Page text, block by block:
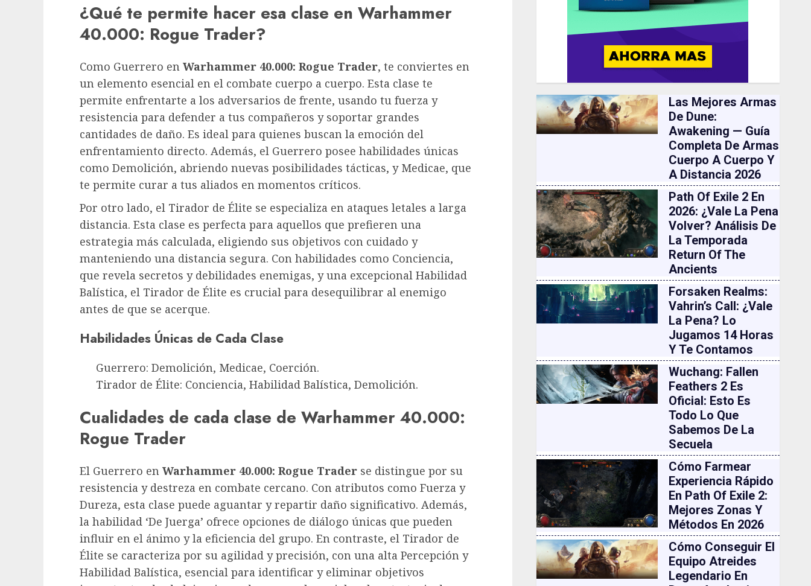
¿Qué te permite hacer esa clase en Warhammer
40.000: Rogue Trader?
Como Guerrero en Warhammer 40.000: Rogue Trader, te conviertes en
un elemento esencial en el combate cuerpo a cuerpo. Esta clase te
permite enfrentarte a los adversarios de frente, usando tu fuerza y
resistencia para defender a tus compañeros y soportar grandes
cantidades de daño. Es ideal para quienes buscan la emoción del
enfrentamiento directo. Además, el Guerrero posee habilidades únicas
como Demolición, abriendo nuevas posibilidades tácticas, y Medicae, que
te permite curar a tus aliados en momentos críticos.
Por otro lado, el Tirador de Élite se especializa en ataques letales a larga
distancia. Esta clase es perfecta para aquellos que prefieren una
estrategia más calculada, eligiendo sus objetivos con cuidado y
manteniendo una distancia segura. Con habilidades como Conciencia,
que revela secretos y debilidades enemigas, y una excepcional Habilidad
Balística, el Tirador de Élite es crucial para desequilibrar al enemigo
antes de que se acerque.
Habilidades Únicas de Cada Clase
Guerrero: Demolición, Medicae, Coerción.
Tirador de Élite: Conciencia, Habilidad Balística, Demolición.
Cualidades de cada clase de Warhammer 40.000:
Rogue Trader
El Guerrero en Warhammer 40.000: Rogue Trader se distingue por su
resistencia y destreza en combate cercano. Con atributos como Fuerza y
Dureza, esta clase puede aguantar y repartir daño significativo. Además,
la habilidad ‘De Juerga’ ofrece opciones de diálogo únicas que pueden
influir en el ánimo y la eficiencia del grupo. En contraste, el Tirador de
Élite se caracteriza por su agilidad y precisión, con una alta Percepción y
Habilidad Balística, esencial para identificar y eliminar objetivos
Las Mejores Armas
De Dune:
Awakening — Guía
Completa De Armas
Cuerpo A Cuerpo Y
A Distancia 2026
Path Of Exile 2 En
2026: ¿vale La Pena
Volver? Análisis De
La Temporada
Return Of The
Ancients
Forsaken Realms:
Vahrin’s Call: ¿vale
La Pena? Lo
Jugamos 14 Horas
Y Te Contamos
Wuchang: Fallen
Feathers 2 Es
Oficial: Esto Es
Todo Lo Que
Sabemos De La
Secuela
Cómo Farmear
Experiencia Rápido
En Path Of Exile 2:
Mejores Zonas Y
Métodos En 2026
Cómo Conseguir El
Equipo Atreides
Legendario En